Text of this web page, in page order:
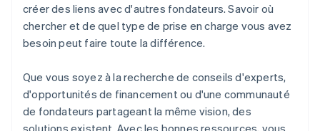
vétérans
créer des liens avec d'autres fondateurs. Savoir où
chercher et de quel type de prise en charge vous avez
besoin peut faire toute la différence.
Que vous soyez à la recherche de conseils d'experts,
d'opportunités de financement ou d'une communauté
de fondateurs partageant la même vision, des